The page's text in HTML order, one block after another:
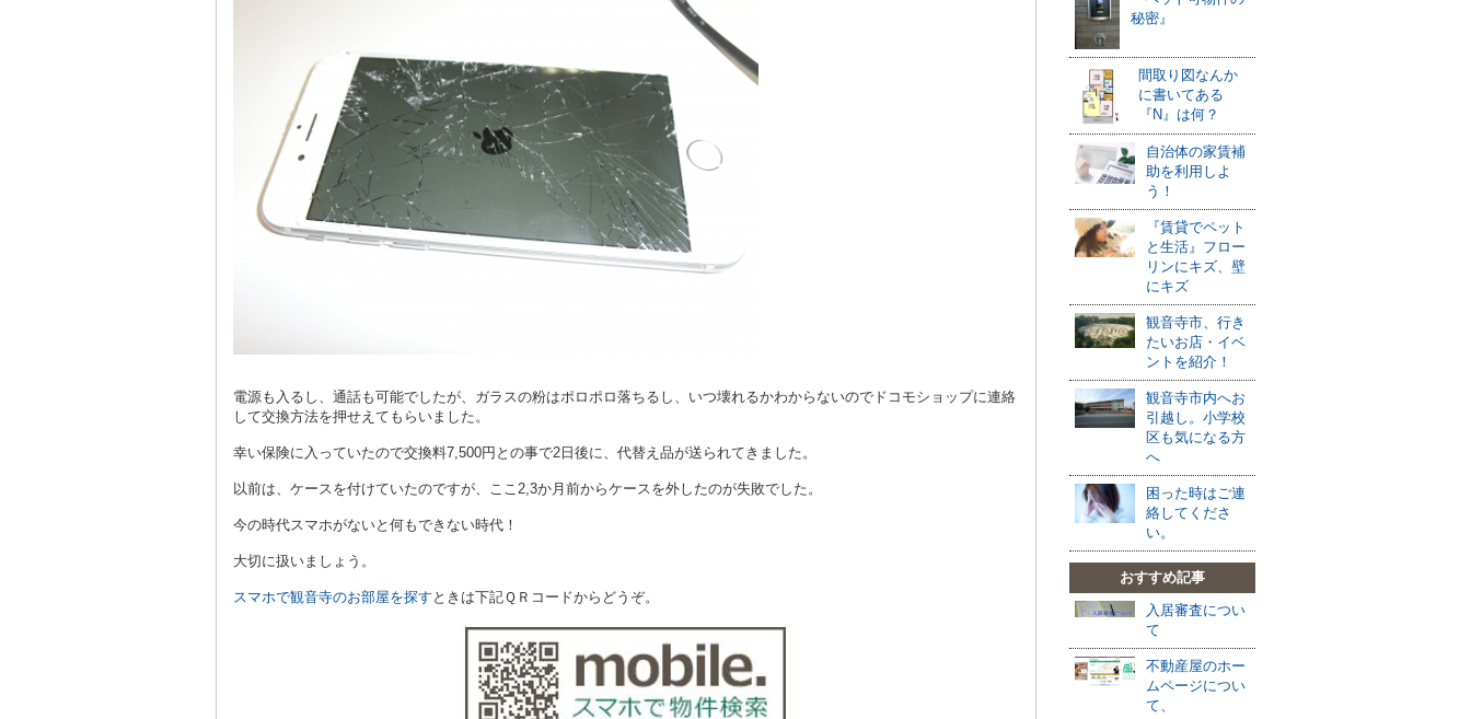
電源も入るし、通話も可能でしたが、ガラスの粉はポロポロ落ちるし、いつ壊れるかわからないのでドコモショップに連絡
して交換方法を押せえてもらいました。
幸い保険に入っていたので交換料7,500円との事で2日後に、代替え品が送られてきました。
以前は、ケースを付けていたのですが、ここ2,3か月前からケースを外したのが失敗でした。
今の時代スマホがないと何もできない時代！
大切に扱いましょう。
スマホで観音寺のお部屋を探す ときは下記ＱＲコードからどうぞ。
秘密』
間取り図なんか
に書いてある
『N』は何？
自治体の家賃補
助を利用しよ
う！
『賃貸でペット
と生活』フロー
リンにキズ、壁
にキズ
観音寺市、行き
たいお店・イベ
ントを紹介！
観音寺市内へお
引越し。小学校
区も気になる方
へ
困った時はご連
絡してくださ
い。
おすすめ記事
入居審査につい
て
不動産屋のホー
ムページについ
て、